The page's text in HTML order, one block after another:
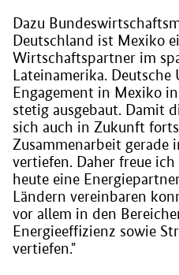
Dazu
Deutschland ist Mexiko
Wirtschaftspartner im
Lateinamerika.
Engagement in Mexiko
stetig ausgebaut. Damit
sich auch in Zukunft
Zusammenarbeit
vertiefen. Daher freue
heute eine
Ländern vereinbaren
vor allem in den
Energieeffizienz sowie
vertiefen."